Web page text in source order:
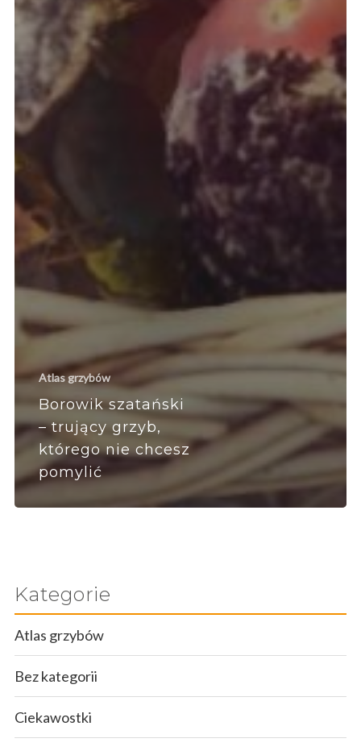
Atlas grzybów
Borowik szatański
– trujący grzyb,
którego nie chcesz
pomylić
Kategorie
Atlas grzybów
Bez kategorii
Ciekawostki